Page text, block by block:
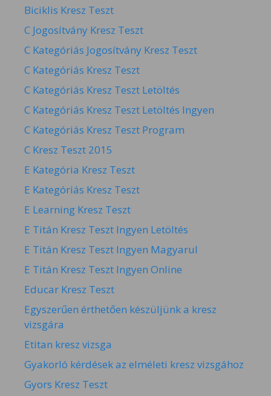
Biciklis Kresz Teszt
C Jogosítvány Kresz Teszt
C Kategóriás Jogosítvány Kresz Teszt
C Kategóriás Kresz Teszt
C Kategóriás Kresz Teszt Letöltés
C Kategóriás Kresz Teszt Letöltés Ingyen
C Kategóriás Kresz Teszt Program
C Kresz Teszt 2015
E Kategória Kresz Teszt
E Kategóriás Kresz Teszt
E Learning Kresz Teszt
E Titán Kresz Teszt Ingyen Letöltés
E Titán Kresz Teszt Ingyen Magyarul
E Titán Kresz Teszt Ingyen Online
Educar Kresz Teszt
Egyszerűen érthetően készüljünk a kresz
vizsgára
Etitan kresz vizsga
Gyakorló kérdések az elméleti kresz vizsgához
Gyors Kresz Teszt